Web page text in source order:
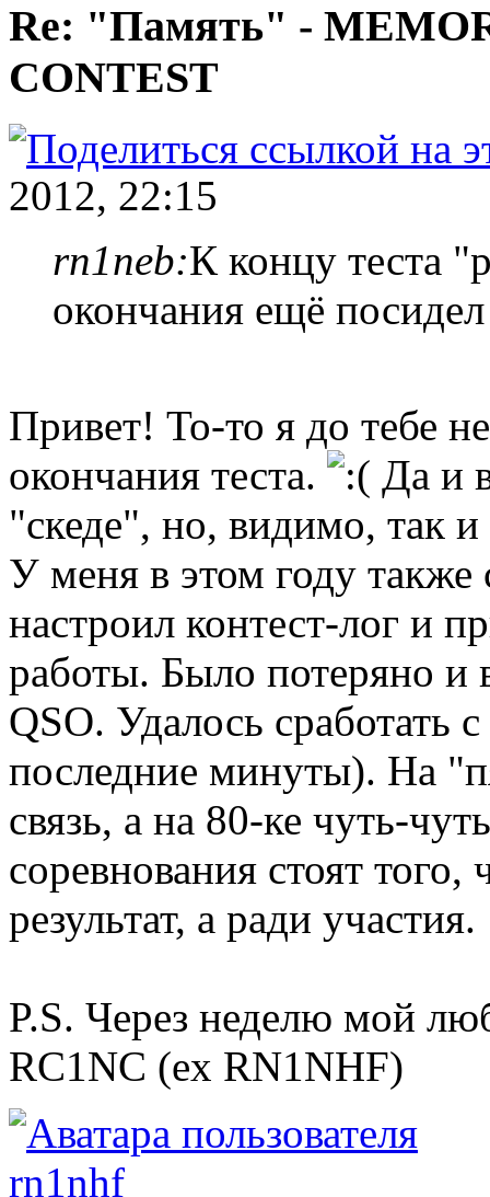
Re: "Память" -
CONTEST
2012, 22:15
rn1neb:К концу теста
окончания ещё
Привет! То-то я до тебе
окончания теста.
Да и
"скеде", но, видимо, так
У меня в этом году также
настроил контест-лог и
работы. Было потеряно и
QSO. Удалось
последние минуты). На
связь, а на 80-ке чуть-
соревнования стоят
результат, а ради участия.
P.S. Через неделю мой
RC1NC (ex RN1NHF)
rn1nhf